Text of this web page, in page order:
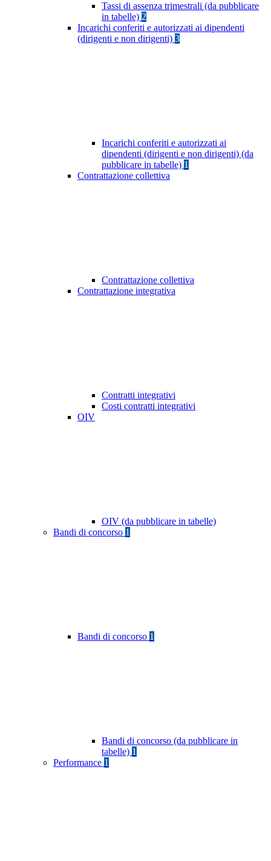
Tassi di assenza trimestrali (da pubblicare
in tabelle) 2
Incarichi conferiti e autorizzati ai dipendenti
(dirigenti e non dirigenti) 3
Incarichi conferiti e autorizzati ai
dipendenti (dirigenti e non dirigenti) (da
pubblicare in tabelle) 1
Contrattazione collettiva
Contrattazione collettiva
Contrattazione integrativa
Contratti integrativi
Costi contratti integrativi
OIV
OIV (da pubblicare in tabelle)
Bandi di concorso 1
Bandi di concorso 1
Bandi di concorso (da pubblicare in
tabelle) 1
Performance 1